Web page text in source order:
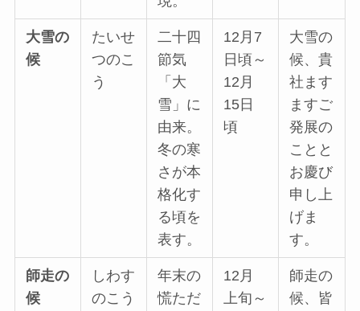
大雪の
候
たいせ
つのこ
う
二十四
節気
「大
雪」に
由来。
冬の寒
さが本
格化す
る頃を
表す。
12月7
日頃～
12月
15日
頃
大雪の
候、貴
社ます
ますご
発展の
ことと
お慶び
申し上
げま
す。
師走の
候
しわす
のこう
年末の
慌ただ
12月
上旬～
師走の
候、皆